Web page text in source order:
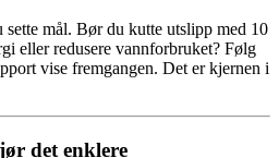
mål. Bør du kutte utslipp med 10
eller redusere vannforbruket? Følg
vise fremgangen. Det er kjernen i
det enklere